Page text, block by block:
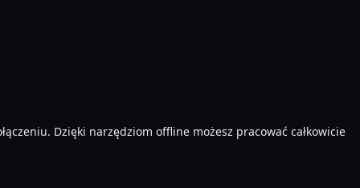
Dzięki narzędziom offline możesz pracować całkowicie